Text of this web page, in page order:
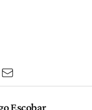
Escobar